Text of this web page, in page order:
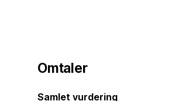
Omtaler
Samlet vurdering